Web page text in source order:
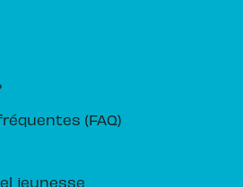
(FAQ)
jeunesse